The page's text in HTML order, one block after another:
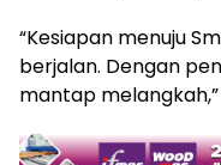
“Kesiapan menuju
berjalan. Dengan
mantap